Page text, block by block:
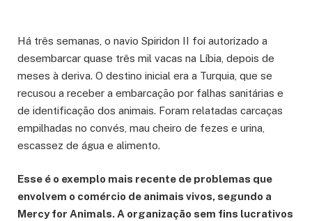
Há três semanas, o navio Spiridon II foi autorizado a
desembarcar quase três mil vacas na Líbia, depois de
meses à deriva. O destino inicial era a Turquia, que se
recusou a receber a embarcação por falhas sanitárias e
de identificação dos animais. Foram relatadas carcaças
empilhadas no convés, mau cheiro de fezes e urina,
escassez de água e alimento.
Esse é o exemplo mais recente de problemas que
envolvem o comércio de animais vivos, segundo a
Mercy for Animals. A organização sem fins lucrativos